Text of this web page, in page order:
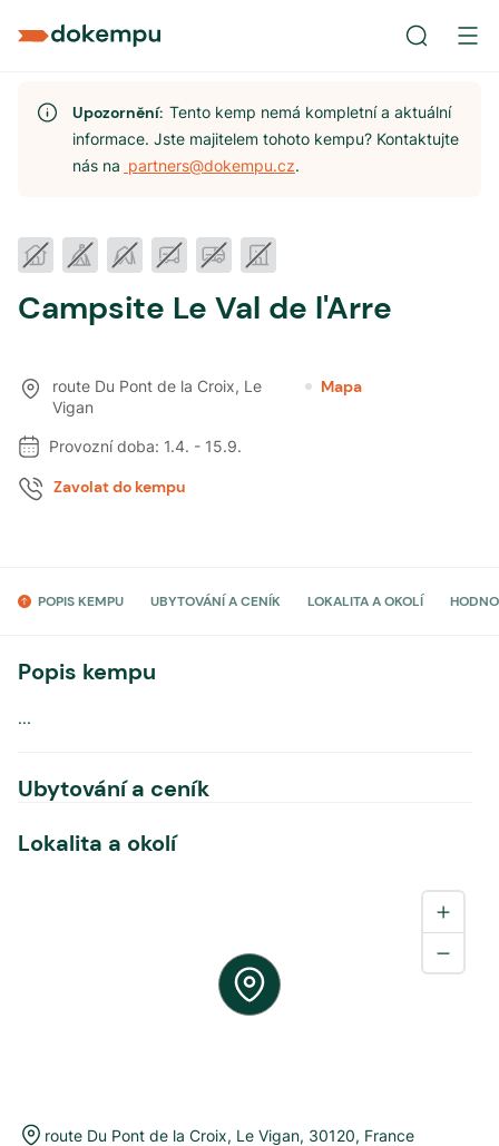
Upozornění:Tento kemp nemá kompletní a aktuální
informace. Jste majitelem tohoto kempu? Kontaktujte
nás na partners@dokempu.cz.
Campsite Le Val de l'Arre
route Du Pont de la Croix, Le
Vigan
Mapa
Provozní doba: 1.4. - 15.9.
Zavolat do kempu
POPIS KEMPU UBYTOVÁNÍ A CENÍK LOKALITA A OKOLÍ
Popis kempu
...
Ubytování a ceník
Lokalita a okolí
route Du Pont de la Croix, Le Vigan, 30120, France